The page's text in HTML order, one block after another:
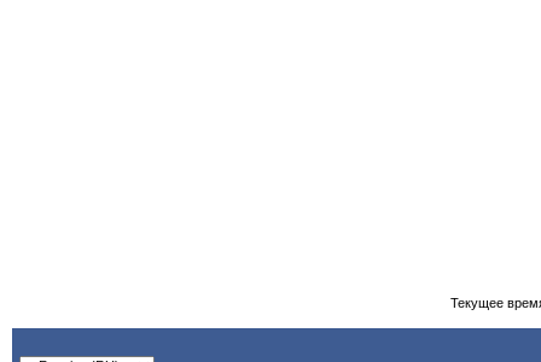
Текущее